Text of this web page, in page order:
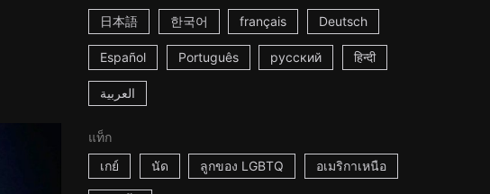
日本語 한국어 français Deutsch
Español Português русский हिन्दी
العربية
แท็ก
เกย์
นัด ลูกของ LGBTQ อเมริกาเหนือ